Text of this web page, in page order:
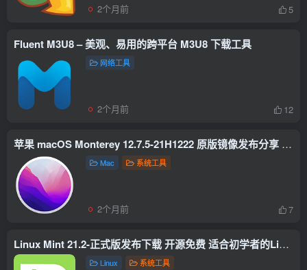
2个月前 5
Fluent M3U8 – 美观、易用的跨平台 M3U8 下载工具
网络工具
2个月前 12
苹果 macOS Monterey 12.7.5-21H1222 原版镜像发布分享 更加强大和流畅的体验
Mac 系统工具
2个月前 7
Linux Mint 21.2-正式版发布下载 开源免费 适合初学者的Linux发行版
Linux 系统工具